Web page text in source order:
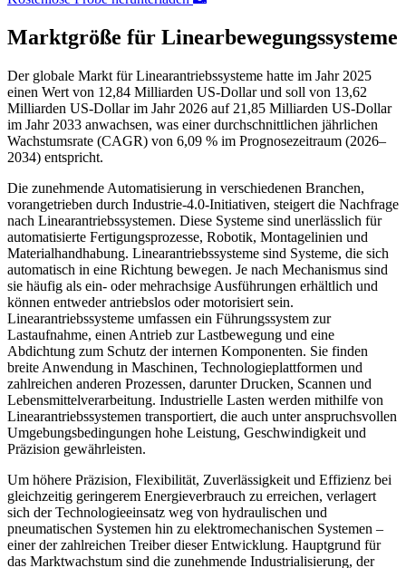
Marktgröße für Linearbewegungssysteme
Der globale Markt für Linearantriebssysteme hatte im Jahr 2025
einen Wert von 12,84 Milliarden US-Dollar und soll von 13,62
Milliarden US-Dollar im Jahr 2026 auf 21,85 Milliarden US-Dollar
im Jahr 2033 anwachsen, was einer durchschnittlichen jährlichen
Wachstumsrate (CAGR) von 6,09 % im Prognosezeitraum (2026–
2034) entspricht.
Die zunehmende Automatisierung in verschiedenen Branchen,
vorangetrieben durch Industrie-4.0-Initiativen, steigert die Nachfrage
nach Linearantriebssystemen. Diese Systeme sind unerlässlich für
automatisierte Fertigungsprozesse, Robotik, Montagelinien und
Materialhandhabung. Linearantriebssysteme sind Systeme, die sich
automatisch in eine Richtung bewegen. Je nach Mechanismus sind
sie häufig als ein- oder mehrachsige Ausführungen erhältlich und
können entweder antriebslos oder motorisiert sein.
Linearantriebssysteme umfassen ein Führungssystem zur
Lastaufnahme, einen Antrieb zur Lastbewegung und eine
Abdichtung zum Schutz der internen Komponenten. Sie finden
breite Anwendung in Maschinen, Technologieplattformen und
zahlreichen anderen Prozessen, darunter Drucken, Scannen und
Lebensmittelverarbeitung. Industrielle Lasten werden mithilfe von
Linearantriebssystemen transportiert, die auch unter anspruchsvollen
Umgebungsbedingungen hohe Leistung, Geschwindigkeit und
Präzision gewährleisten.
Um höhere Präzision, Flexibilität, Zuverlässigkeit und Effizienz bei
gleichzeitig geringerem Energieverbrauch zu erreichen, verlagert
sich der Technologieeinsatz weg von hydraulischen und
pneumatischen Systemen hin zu elektromechanischen Systemen –
einer der zahlreichen Treiber dieser Entwicklung. Hauptgrund für
das Marktwachstum sind die zunehmende Industrialisierung, der